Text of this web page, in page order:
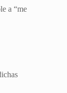
a “me